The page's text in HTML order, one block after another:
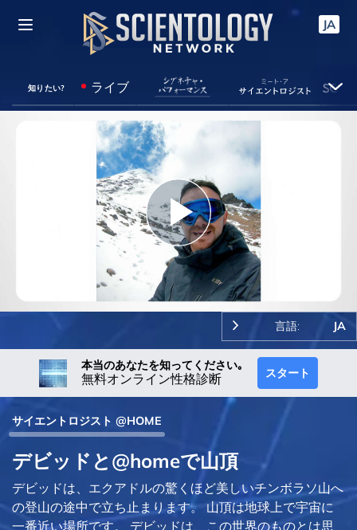
JA
知りたい? ライブ
Play
Video
言語: JA
本当のあなたを知ってください｡
無料オンライン性格診断 スタート
サイエントロジスト @HOME
デビッドと@homeで山頂
デビッドは、エクアドルの驚くほど美しいチンボラソ山へ
の登山の途中で立ち止まります。 山頂は地球上で宇宙に
一番近い場所です。 デビッドは、この世界のものとは思